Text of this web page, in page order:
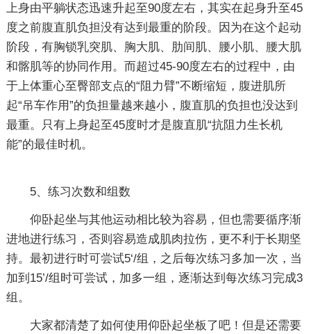
上身由平躺状态迅速升起至90度左右，其实在起身升至45
度之前腹直肌负担没有达到最重的阶段。因为在这个起动
阶段，有胸锁乳突肌、胸大肌、肋间肌、腰小肌、腰大肌
和髂肌等的协同作用。而超过45-90度左右的过程中，由
于上体重心至臀部支点的“阻力臂”不断缩短，腹进肌所
起“吊车作用”的负担量越来越小，腹直肌的负担也没达到
最重。只有上身起至45度时才是腹直肌“抗阻力生长机
能”的最佳时机。
5、练习次数和组数
仰卧起坐与其他运动相比较为容易，但也需要循序渐
进地进行练习，否则容易造成肌肉拉伤，更不利于长期坚
持。最初进行时可尝试5‘/组，之后每次练习多加一次，当
加到15’/组时可尝试，加多一组，逐渐达到每次练习完成3
组。
大家都清楚了如何使用仰卧起坐板了吧！但是还需要